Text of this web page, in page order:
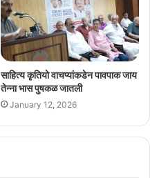
साहित्य कृतियो वाचप्यांकडेन पावपाक जाय
तेन्ना भास पुषकळ जातली
January 12, 2026